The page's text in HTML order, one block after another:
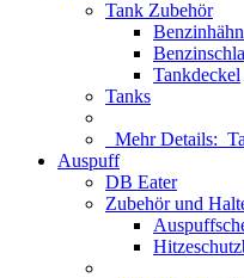
Tank Zubehör
Tankdeckel
Tanks
Mehr Details:
Auspuff
DB Eater
Zubehör und